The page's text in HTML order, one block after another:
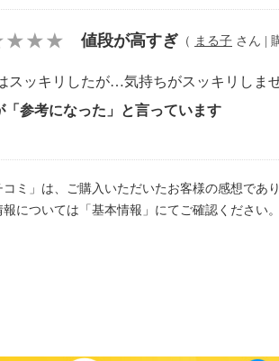
グルファスナー仕様
ット（内側）：１個
テナンス】
・水拭き・アイロン掛け・ドライクリー
シートは吸湿センサーの色が変化したら
値段が高すぎ （ まる子 さん |
スッキリしたが…気持ちがスッキリしま
「参考になった」と言っています
コミ」は、ご購入いただいたお客様の感想であ
報については「基本情報」にてご確認ください。